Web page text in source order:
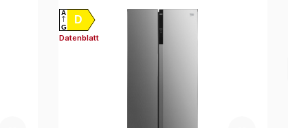
D
A
G
Datenblatt